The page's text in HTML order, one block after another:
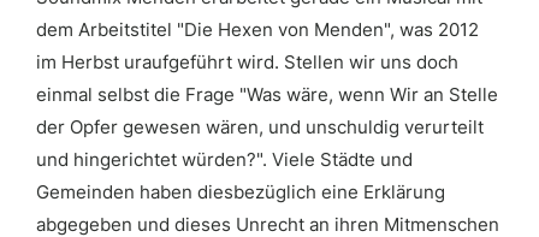
dem Arbeitstitel "Die Hexen von Menden", was 2012
im Herbst uraufgeführt wird. Stellen wir uns doch
einmal selbst die Frage "Was wäre, wenn Wir an Stelle
der Opfer gewesen wären, und unschuldig verurteilt
und hingerichtet würden?". Viele Städte und
Gemeinden haben diesbezüglich eine Erklärung
abgegeben und dieses Unrecht an ihren Mitmenschen